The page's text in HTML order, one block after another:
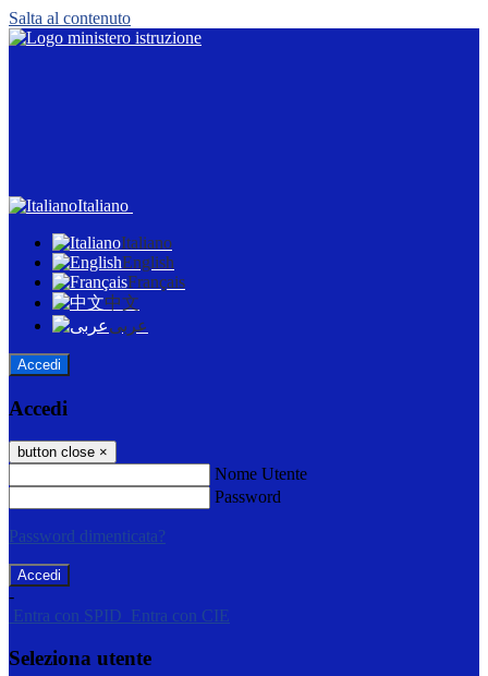
Salta al contenuto
Italiano
Italiano
English
Français
中文
عربى
Accedi
Accedi
button close ×
Nome Utente
Password
Password dimenticata?
-
Entra con SPID
Entra con CIE
Seleziona utente